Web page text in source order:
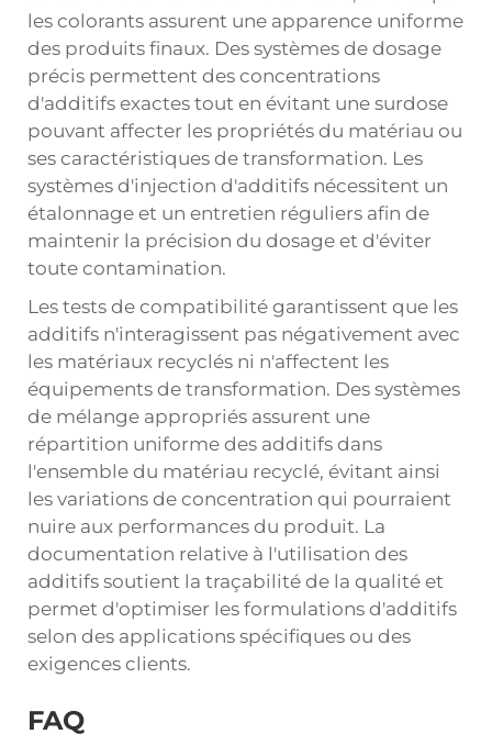
les colorants assurent une apparence uniforme
des produits finaux. Des systèmes de dosage
précis permettent des concentrations
d'additifs exactes tout en évitant une surdose
pouvant affecter les propriétés du matériau ou
ses caractéristiques de transformation. Les
systèmes d'injection d'additifs nécessitent un
étalonnage et un entretien réguliers afin de
maintenir la précision du dosage et d'éviter
toute contamination.
Les tests de compatibilité garantissent que les
additifs n'interagissent pas négativement avec
les matériaux recyclés ni n'affectent les
équipements de transformation. Des systèmes
de mélange appropriés assurent une
répartition uniforme des additifs dans
l'ensemble du matériau recyclé, évitant ainsi
les variations de concentration qui pourraient
nuire aux performances du produit. La
documentation relative à l'utilisation des
additifs soutient la traçabilité de la qualité et
permet d'optimiser les formulations d'additifs
selon des applications spécifiques ou des
exigences clients.
FAQ